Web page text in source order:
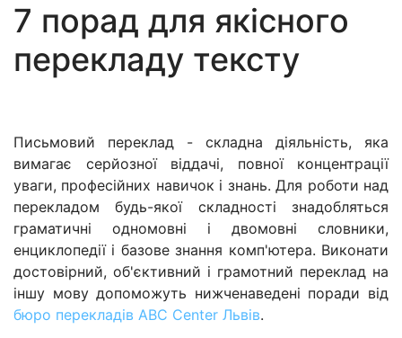
7 порад для якісного
перекладу тексту
Письмовий переклад - складна діяльність, яка
вимагає серйозної віддачі, повної концентрації
уваги, професійних навичок і знань. Для роботи над
перекладом будь-якої складності знадобляться
граматичні одномовні і двомовні словники,
енциклопедії і базове знання комп'ютера. Виконати
достовірний, об'єктивний і грамотний переклад на
іншу мову допоможуть нижченаведені поради від
бюро перекладів ABC Center Львів.